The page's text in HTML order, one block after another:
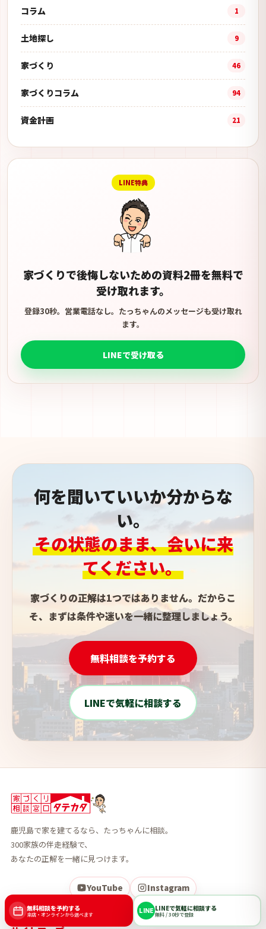
コラム 1
土地探し 9
家づくり 46
家づくりコラム 94
資金計画 21
LINE特典
家づくりで後悔しないための資料2冊を無料で
受け取れます。
登録30秒。営業電話なし。たっちゃんのメッセージも受け取れ
ます。
LINEで受け取る
何を聞いていいか分からな
い。
その状態のまま、会いに来
てください。
家づくりの正解は1つではありません。だからこ
そ、まずは条件や迷いを一緒に整理しましょう。
無料相談を予約する
LINEで気軽に相談する
鹿児島で家を建てるなら、たっちゃんに相談。
300家族の伴走経験で、
あなたの正解を一緒に見つけます。
YouTube Instagram
無料相談を予約する
来店・オンラインから選べます LINE LINEで気軽に相談する
無料 / 30秒で登録